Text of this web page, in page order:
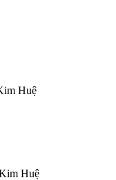
Huệ
Huệ